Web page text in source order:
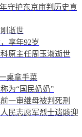
守护东京审判历史真
逝世
享年92岁
原主任周玉淑逝世
桌拿手菜
为“国民奶奶”
一审继母被判死刑
民志愿军烈士遗骸迎